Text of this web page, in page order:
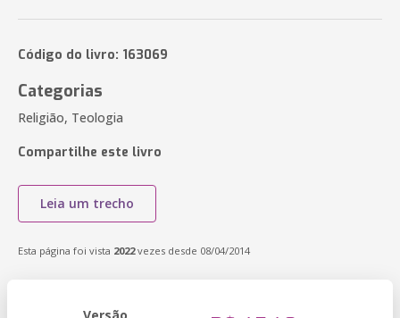
Código do livro: 163069
Categorias
Religião, Teologia
Compartilhe este livro
Leia um trecho
Esta página foi vista 2022vezes desde 08/04/2014